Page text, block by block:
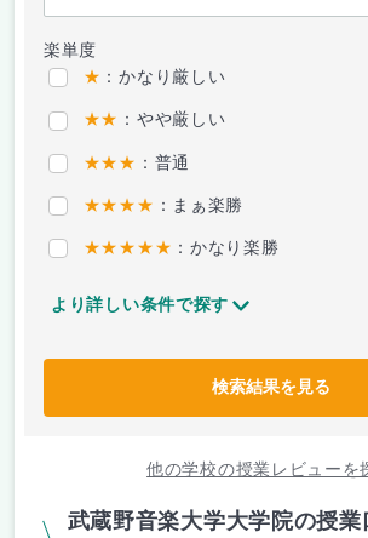
楽単度
★ ：かなり厳しい
★★ ：やや厳しい
★★★ ：普通
★★★★ ：まぁ楽勝
★★★★★ ：かなり楽勝
より詳しい条件で探す
検索結果を見る
他の学校の授業レビューを
武蔵野音楽大学大学院の授業